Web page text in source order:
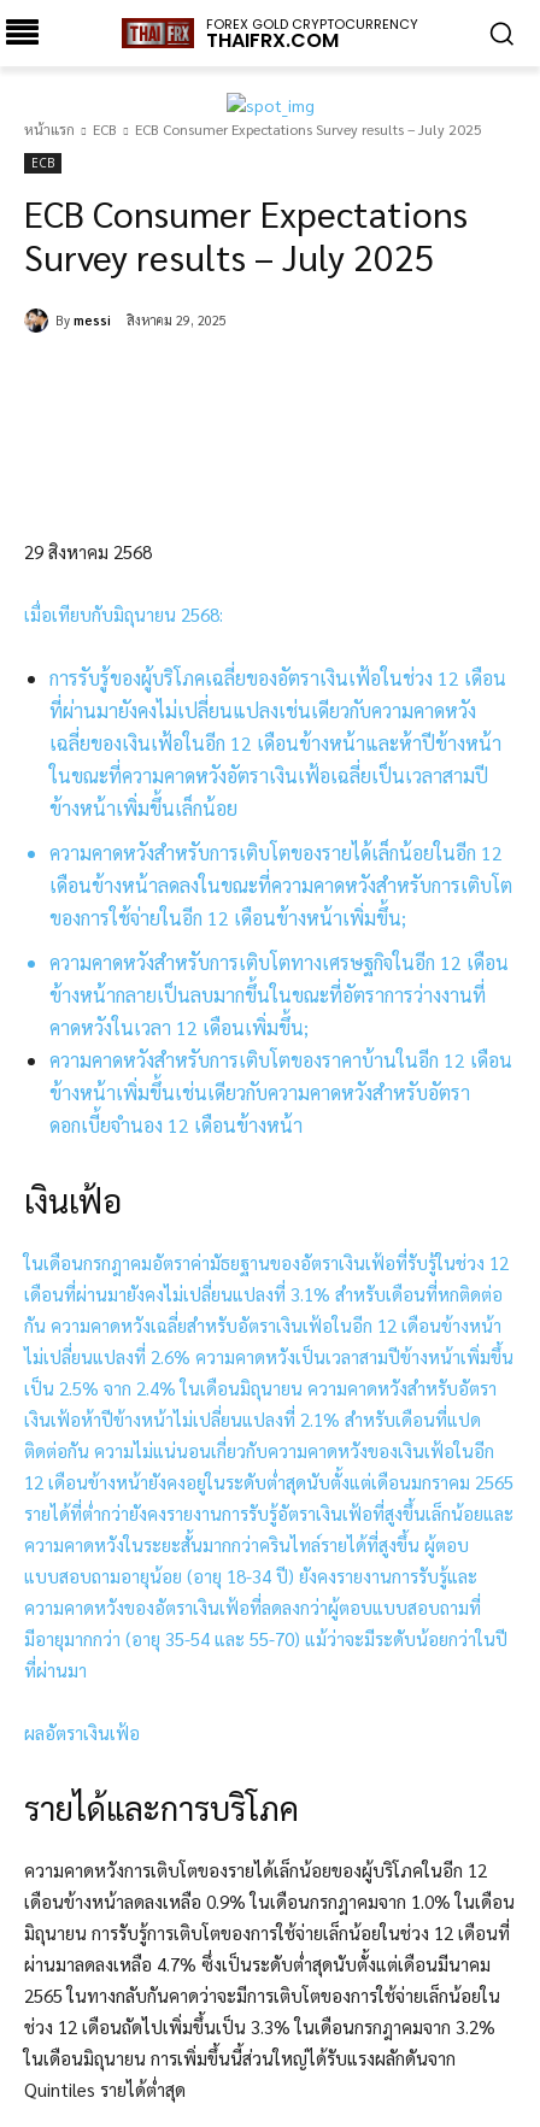
FOREX GOLD CRYPTOCURRENCY
THAIFRX.COM
หน้าแรก ECB ECB Consumer Expectations Survey results – July 2025
ECB
ECB Consumer Expectations
Survey results – July 2025
By messi สิงหาคม 29, 2025
29 สิงหาคม 2568
เมื่อเทียบกับมิถุนายน 2568:
การรับรู้ของผู้บริโภคเฉลี่ยของอัตราเงินเฟ้อในช่วง 12 เดือน
ที่ผ่านมายังคงไม่เปลี่ยนแปลงเช่นเดียวกับความคาดหวัง
เฉลี่ยของเงินเฟ้อในอีก 12 เดือนข้างหน้าและห้าปีข้างหน้า
ในขณะที่ความคาดหวังอัตราเงินเฟ้อเฉลี่ยเป็นเวลาสามปี
ข้างหน้าเพิ่มขึ้นเล็กน้อย
ความคาดหวังสำหรับการเติบโตของรายได้เล็กน้อยในอีก 12
เดือนข้างหน้าลดลงในขณะที่ความคาดหวังสำหรับการเติบโต
ของการใช้จ่ายในอีก 12 เดือนข้างหน้าเพิ่มขึ้น;
ความคาดหวังสำหรับการเติบโตทางเศรษฐกิจในอีก 12 เดือน
ข้างหน้ากลายเป็นลบมากขึ้นในขณะที่อัตราการว่างงานที่
คาดหวังในเวลา 12 เดือนเพิ่มขึ้น;
ความคาดหวังสำหรับการเติบโตของราคาบ้านในอีก 12 เดือน
ข้างหน้าเพิ่มขึ้นเช่นเดียวกับความคาดหวังสำหรับอัตรา
ดอกเบี้ยจำนอง 12 เดือนข้างหน้า
เงินเฟ้อ
ในเดือนกรกฎาคมอัตราค่ามัธยฐานของอัตราเงินเฟ้อที่รับรู้ในช่วง 12
เดือนที่ผ่านมายังคงไม่เปลี่ยนแปลงที่ 3.1% สำหรับเดือนที่หกติดต่อ
กัน ความคาดหวังเฉลี่ยสำหรับอัตราเงินเฟ้อในอีก 12 เดือนข้างหน้า
ไม่เปลี่ยนแปลงที่ 2.6% ความคาดหวังเป็นเวลาสามปีข้างหน้าเพิ่มขึ้น
เป็น 2.5% จาก 2.4% ในเดือนมิถุนายน ความคาดหวังสำหรับอัตรา
เงินเฟ้อห้าปีข้างหน้าไม่เปลี่ยนแปลงที่ 2.1% สำหรับเดือนที่แปด
ติดต่อกัน ความไม่แน่นอนเกี่ยวกับความคาดหวังของเงินเฟ้อในอีก
12 เดือนข้างหน้ายังคงอยู่ในระดับต่ำสุดนับตั้งแต่เดือนมกราคม 2565
รายได้ที่ต่ำกว่ายังคงรายงานการรับรู้อัตราเงินเฟ้อที่สูงขึ้นเล็กน้อยและ
ความคาดหวังในระยะสั้นมากกว่าครินไทล์รายได้ที่สูงขึ้น ผู้ตอบ
แบบสอบถามอายุน้อย (อายุ 18-34 ปี) ยังคงรายงานการรับรู้และ
ความคาดหวังของอัตราเงินเฟ้อที่ลดลงกว่าผู้ตอบแบบสอบถามที่
มีอายุมากกว่า (อายุ 35-54 และ 55-70) แม้ว่าจะมีระดับน้อยกว่าในปี
ที่ผ่านมา
ผลอัตราเงินเฟ้อ
รายได้และการบริโภค
ความคาดหวังการเติบโตของรายได้เล็กน้อยของผู้บริโภคในอีก 12
เดือนข้างหน้าลดลงเหลือ 0.9% ในเดือนกรกฎาคมจาก 1.0% ในเดือน
มิถุนายน การรับรู้การเติบโตของการใช้จ่ายเล็กน้อยในช่วง 12 เดือนที่
ผ่านมาลดลงเหลือ 4.7% ซึ่งเป็นระดับต่ำสุดนับตั้งแต่เดือนมีนาคม
2565 ในทางกลับกันคาดว่าจะมีการเติบโตของการใช้จ่ายเล็กน้อยใน
ช่วง 12 เดือนถัดไปเพิ่มขึ้นเป็น 3.3% ในเดือนกรกฎาคมจาก 3.2%
ในเดือนมิถุนายน การเพิ่มขึ้นนี้ส่วนใหญ่ได้รับแรงผลักดันจาก
Quintiles รายได้ต่ำสุด